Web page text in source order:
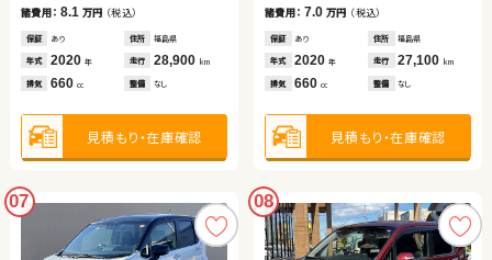
諸費用：8.1 万円 （税込）
保証 あり 住所 福島県
年式 2020 年 走行 28,900 km
排気 660 cc 整備 なし
見積もり・在庫確認
諸費用：7.0 万円 （税込）
保証 あり 住所 福島県
年式 2020 年 走行 27,100 km
排気 660 cc 整備 なし
見積もり・在庫確認
07 08